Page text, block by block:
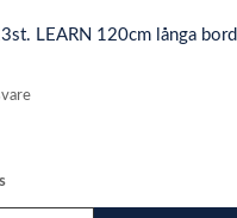
LEARN 120cm långa bord